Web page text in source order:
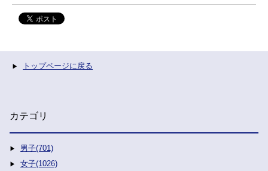
トップページに戻る
カテゴリ
男子(701)
女子(1026)